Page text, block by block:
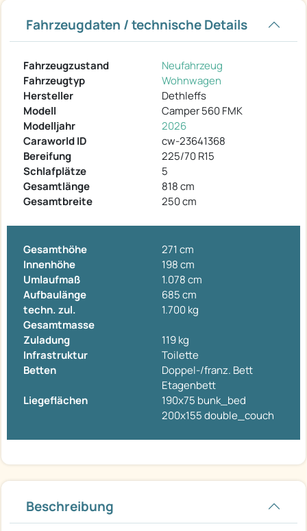
Fahrzeugdaten / technische Details
Fahrzeugzustand
Neufahrzeug
Fahrzeugtyp
Wohnwagen
Hersteller
Dethleffs
Modell
Camper 560 FMK
Modelljahr
2026
Caraworld ID
cw-23641368
Bereifung
225/70 R15
Schlafplätze
5
Gesamtlänge
818 cm
Gesamtbreite
250 cm
Gesamthöhe
271 cm
Innenhöhe
198 cm
Umlaufmaß
1.078 cm
Aufbaulänge
685 cm
techn. zul.
Gesamtmasse
1.700 kg
Zuladung
119 kg
Infrastruktur
Toilette
Betten
Doppel-/franz. Bett
Etagenbett
Liegeflächen
190x75 bunk_bed
200x155 double_couch
Beschreibung